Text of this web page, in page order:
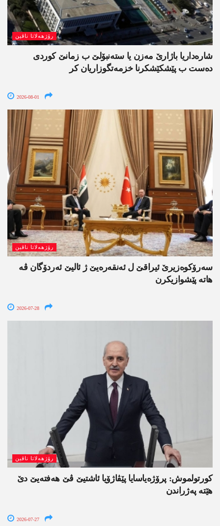
رۆژھەلاتا ناڤین
شارەداریا باژارێ مەزن یا ستەنبۆلێ ب زمانێ کوردی
دەست ب پێشکێشکرنا خزمەتگوزاریان کر
2026-08-01
رۆژھەلاتا ناڤین
سەرۆکوەزیرێ ئیراقێ ل ئەنقەرەیێ ژ ئالیێ ئەردۆگان ڤە
ھاتە پێشوازیکرن
2026-07-28
رۆژھەلاتا ناڤین
کورتولموش: پرۆژەیاسایا پێڤاژۆیا ئاشتیێ ڤێ ھەفتەیێ دێ
هێتە پەژراندن
2026-07-27